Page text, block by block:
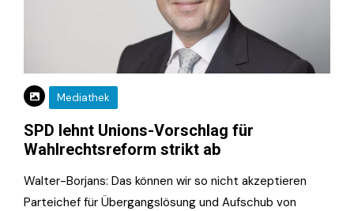
Mediathek
SPD lehnt Unions-Vorschlag für
Wahlrechtsreform strikt ab
Walter-Borjans: Das können wir so nicht akzeptieren
Parteichef für Übergangslösung und Aufschub von